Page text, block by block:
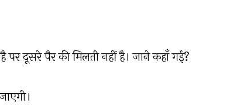
दूसरे पैर की मिलती नहीं है। जाने कहाँ गई?